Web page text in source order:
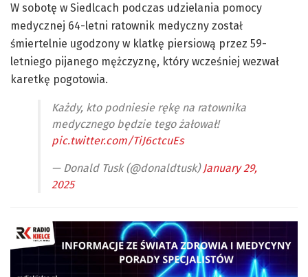
W sobotę w Siedlcach podczas udzielania pomocy
medycznej 64-letni ratownik medyczny został
śmiertelnie ugodzony w klatkę piersiową przez 59-
letniego pijanego mężczyznę, który wcześniej wezwał
karetkę pogotowia.
Każdy, kto podniesie rękę na ratownika
medycznego będzie tego żałował!
pic.twitter.com/TiJ6ctcuEs
— Donald Tusk (@donaldtusk) January 29,
2025